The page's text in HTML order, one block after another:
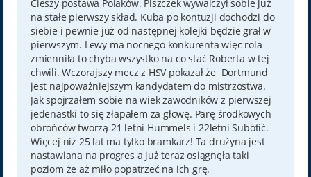
Cieszy postawa Polaków. Piszczek wywalczył sobie już
na stałe pierwszy skład. Kuba po kontuzji dochodzi do
siebie i pewnie już od następnej kolejki będzie grał w
pierwszym. Lewy ma nocnego konkurenta więc rola
zmienniła to chyba wszystko na co stać Roberta w tej
chwili. Wczorajszy mecz z HSV pokazał że Dortmund
jest najpoważniejszym kandydatem do mistrzostwa.
Jak spojrzałem sobie na wiek zawodników z pierwszej
jedenastki to się złapałem za głowę. Parę środkowych
obrońców tworzą 21 letni Hummels i 22letni Subotić.
Więcej niż 25 lat ma tylko bramkarz! Ta drużyna jest
nastawiana na progres a już teraz osiągnęła taki
poziom że aż miło popatrzeć na ich grę.